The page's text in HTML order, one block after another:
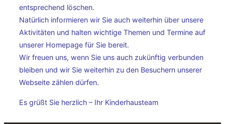
entsprechend löschen.
Natürlich informieren wir Sie auch weiterhin über unsere
Aktivitäten und halten wichtige Themen und Termine auf
unserer Homepage für Sie bereit.
Wir freuen uns, wenn Sie uns auch zukünftig verbunden
bleiben und wir Sie weiterhin zu den Besuchern unserer
Webseite zählen dürfen.
Es grüßt Sie herzlich – Ihr Kinderhausteam